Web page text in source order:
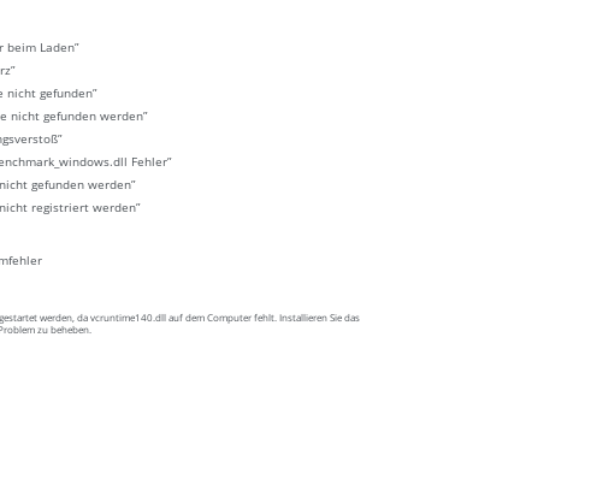
beim Laden”
nicht gefunden”
nicht gefunden werden”
Fehler”
gefunden werden”
registriert werden”
werden, da vcruntime140.dll auf dem Computer fehlt. Installieren Sie das
zu beheben.